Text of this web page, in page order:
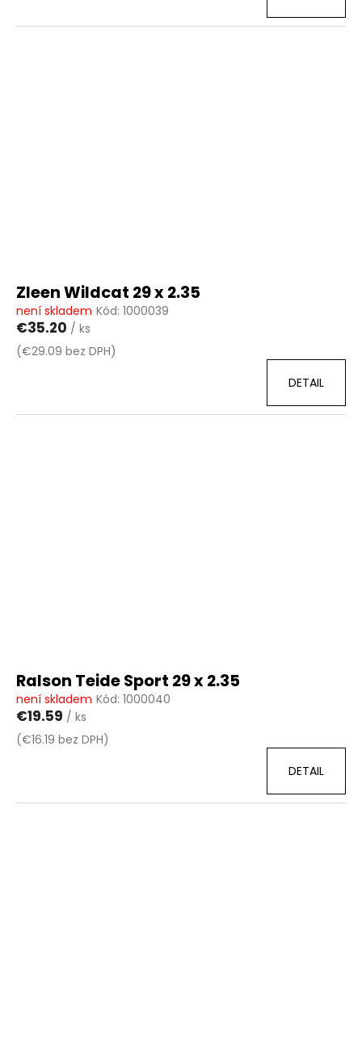
Zleen Wildcat 29 x 2.35
není skladem Kód: 1000039
€35.20 / ks
(€29.09 bez DPH)
DETAIL
Ralson Teide Sport 29 x 2.35
není skladem Kód: 1000040
€19.59 / ks
(€16.19 bez DPH)
DETAIL